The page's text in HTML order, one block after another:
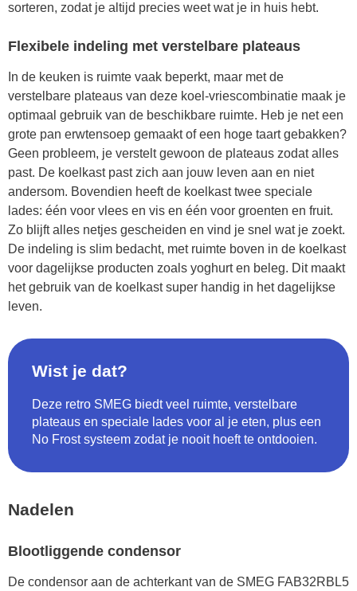
sorteren, zodat je altijd precies weet wat je in huis hebt.
Flexibele indeling met verstelbare plateaus
In de keuken is ruimte vaak beperkt, maar met de
verstelbare plateaus van deze koel-vriescombinatie maak je
optimaal gebruik van de beschikbare ruimte. Heb je net een
grote pan erwtensoep gemaakt of een hoge taart gebakken?
Geen probleem, je verstelt gewoon de plateaus zodat alles
past. De koelkast past zich aan jouw leven aan en niet
andersom. Bovendien heeft de koelkast twee speciale
lades: één voor vlees en vis en één voor groenten en fruit.
Zo blijft alles netjes gescheiden en vind je snel wat je zoekt.
De indeling is slim bedacht, met ruimte boven in de koelkast
voor dagelijkse producten zoals yoghurt en beleg. Dit maakt
het gebruik van de koelkast super handig in het dagelijkse
leven.
Wist je dat?
Deze retro SMEG biedt veel ruimte, verstelbare
plateaus en speciale lades voor al je eten, plus een
No Frost systeem zodat je nooit hoeft te ontdooien.
Nadelen
Blootliggende condensor
De condensor aan de achterkant van de SMEG FAB32RBL5